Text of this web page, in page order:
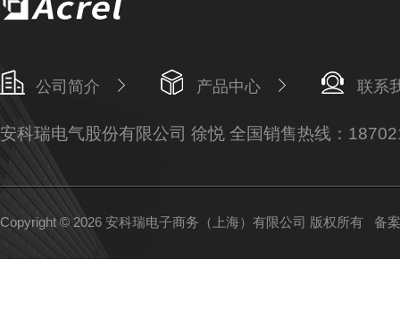
公司简介 产品中心 联系
安科瑞电气股份有限公司 徐悦 全国销售热线：
Copyright © 2026 安科瑞电子商务（上海）有限公司 版权所有 备